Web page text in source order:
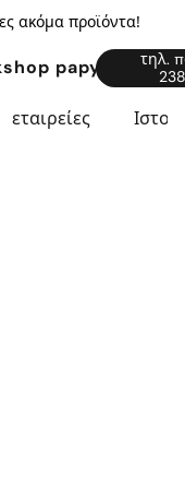
ακόμα προϊόντα!
τηλ.
εταιρείες